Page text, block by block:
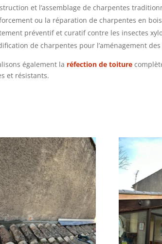
et l’assemblage de charpentes
ou la réparation de charpentes en
préventif et curatif contre les insectes
de charpentes pour l’aménagement
également la réfection de toiture
et résistants.